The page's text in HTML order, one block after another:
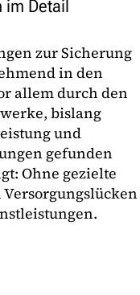
Detail
zur Sicherung
in den
allem durch den
bislang
und
gefunden
Ohne gezielte